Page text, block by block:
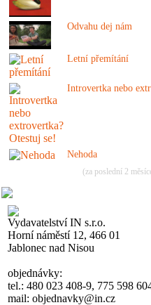
Odvahu dej nám
Letní přemítání
Introvertka nebo
Nehoda
(za poslední 2
Vydavatelství IN s.r.o.
Horní náměstí 12, 466 01
Jablonec nad Nisou
objednávky:
tel.: 480 023 408-9, 775 598
mail: objednavky@in.cz